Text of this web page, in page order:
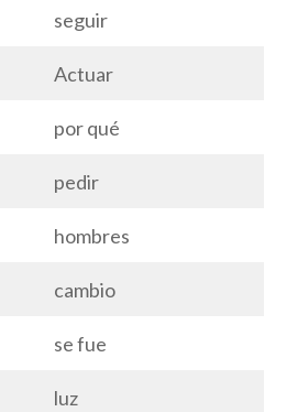
seguir
Actuar
por qué
pedir
hombres
cambio
se fue
luz